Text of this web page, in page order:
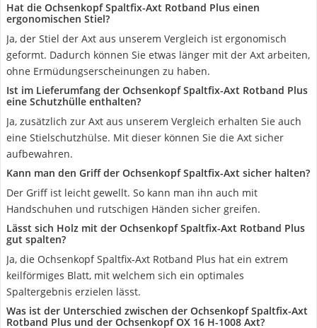
Hat die Ochsenkopf Spaltfix-Axt Rotband Plus einen
ergonomischen Stiel?
Ja, der Stiel der Axt aus unserem Vergleich ist ergonomisch
geformt. Dadurch können Sie etwas länger mit der Axt arbeiten,
ohne Ermüdungserscheinungen zu haben.
Ist im Lieferumfang der Ochsenkopf Spaltfix-Axt Rotband Plus
eine Schutzhülle enthalten?
Ja, zusätzlich zur Axt aus unserem Vergleich erhalten Sie auch
eine Stielschutzhülse. Mit dieser können Sie die Axt sicher
aufbewahren.
Kann man den Griff der Ochsenkopf Spaltfix-Axt sicher halten?
Der Griff ist leicht gewellt. So kann man ihn auch mit
Handschuhen und rutschigen Händen sicher greifen.
Lässt sich Holz mit der Ochsenkopf Spaltfix-Axt Rotband Plus
gut spalten?
Ja, die Ochsenkopf Spaltfix-Axt Rotband Plus hat ein extrem
keilförmiges Blatt, mit welchem sich ein optimales
Spaltergebnis erzielen lässt.
Was ist der Unterschied zwischen der Ochsenkopf Spaltfix-Axt
Rotband Plus und der Ochsenkopf OX 16 H-1008 Axt?